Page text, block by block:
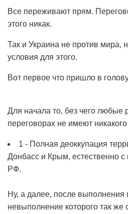
Все переживают прям.
этого никак.
Так и Украина не против мира,
условия для этого.
Вот первое что пришло в
Для начала то, без чего любые
переговорах не имеют
1 - Полная деоккупация
Донбасс и Крым, естественно
РФ.
Ну, а далее, после выполнения
невыполнение которого так же